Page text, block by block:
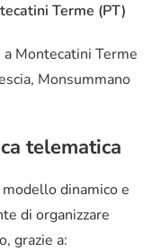
Terme (PT)
Montecatini Terme
Monsummano
telematica
dinamico e
di organizzare
grazie a: